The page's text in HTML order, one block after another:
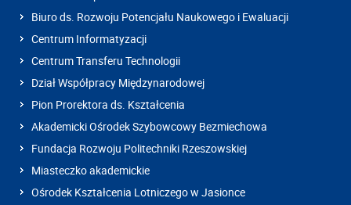
Biuro ds. Rozwoju Potencjału Naukowego i Ewaluacji
Centrum Informatyzacji
Centrum Transferu Technologii
Dział Współpracy Międzynarodowej
Pion Prorektora ds. Kształcenia
Akademicki Ośrodek Szybowcowy Bezmiechowa
Fundacja Rozwoju Politechniki Rzeszowskiej
Miasteczko akademickie
Ośrodek Kształcenia Lotniczego w Jasionce